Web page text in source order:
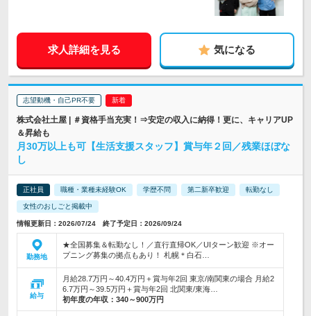
求人詳細を見る 気になる
志望動機・自己PR不要
株式会社土屋 | ＃資格手当充実！⇒安定の収入に納得！更に、キャリアUP
＆昇給も
月30万以上も可【生活支援スタッフ】賞与年２回／残業ほぼな
し
正社員 職種・業種未経験OK 学歴不問 第二新卒歓迎 転勤なし
女性のおしごと掲載中
情報更新日：2026/07/24 終了予定日：2026/09/24
勤務地
★全国募集＆転勤なし！／直行直帰OK／UIターン歓迎 ※オー
プニング募集の拠点もあり！ 札幌＊白石…
給与
月給28.7万円～40.4万円＋賞与年2回 東京/南関東の場合 月給2
6.7万円～39.5万円＋賞与年2回 北関東/東海…
初年度の年収： 340～900万円